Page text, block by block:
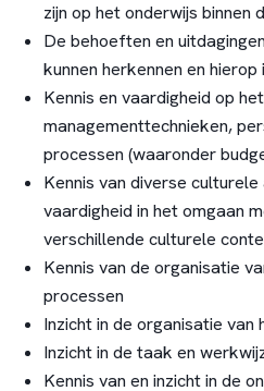
zijn op het onderwijs binnen
De behoeften en
kunnen herkennen en hierop
Kennis en vaardigheid op
managementtechnieken,
processen (waaronder
Kennis van diverse
vaardigheid in het omgaan
verschillende culturele
Kennis van de organisatie
processen
Inzicht in de organisatie
Inzicht in de taak en
Kennis van en inzicht in de